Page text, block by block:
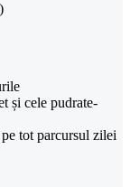
și cele pudrate-
tot parcursul zilei